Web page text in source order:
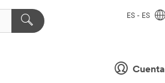
Cuenta
ES - ES